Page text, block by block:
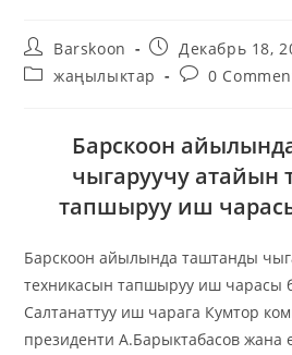
Barskoon
Декабрь 18,
жаңылыктар
0
Барскоон
чыгаруучу атайын
тапшыруу иш
Барскоон айылында таштанды
техникасын тапшыруу иш чарасы
Салтанаттуу иш чарага Кумтор
президенти А.Барыктабасов жана